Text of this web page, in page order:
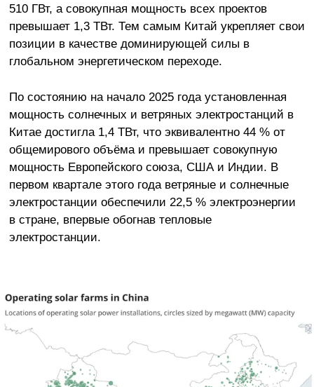
510 ГВт, а совокупная мощность всех проектов
превышает 1,3 ТВт. Тем самым Китай укрепляет свои
позиции в качестве доминирующей силы в
глобальном энергетическом переходе.
По состоянию на начало 2025 года установленная
мощность солнечных и ветряных электростанций в
Китае достигла 1,4 ТВт, что эквивалентно 44 % от
общемирового объёма и превышает совокупную
мощность Европейского союза, США и Индии. В
первом квартале этого года ветряные и солнечные
электростанции обеспечили 22,5 % электроэнергии
в стране, впервые обогнав тепловые
электростанции.